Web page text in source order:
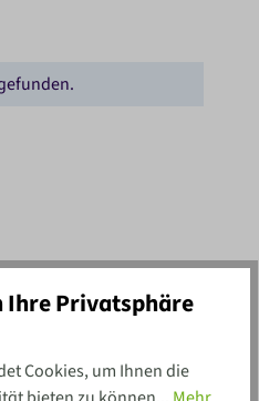
neuen
Ihre Privatsphäre
Cookies, um Ihnen die